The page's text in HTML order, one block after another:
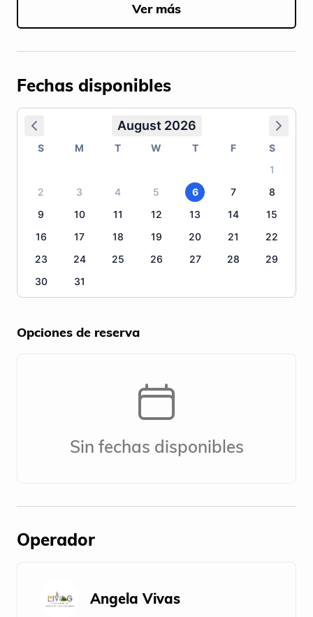
Ver más
Fechas disponibles
August 2026
S M T W T F
S
1
2
3 4 5 6 7
8
9
10 11 12 13 14
15
16
17 18 19 20 21
22
23
24 25 26 27 28
29
30
31
Opciones de reserva
Sin fechas disponibles
Operador
Angela Vivas